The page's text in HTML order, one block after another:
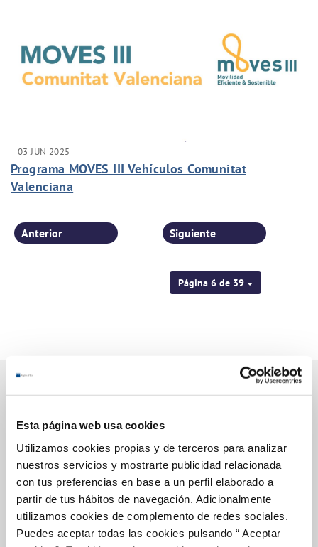
Esta página web usa cookies
Utilizamos cookies propias y de terceros para analizar
nuestros servicios y mostrarte publicidad relacionada
con tus preferencias en base a un perfil elaborado a
partir de tus hábitos de navegación. Adicionalmente
utilizamos cookies de complemento de redes sociales.
Puedes aceptar todas las cookies pulsando “ Aceptar
03 JUN 2025
Programa MOVES III Vehículos Comunitat
Valenciana
Página 6 de 39
Anterior Siguiente
Gestiones Online
FACTURAS, PAGOS Y CONSUMOS
CONTRATOS
MODIFICACIÓN DE DATOS